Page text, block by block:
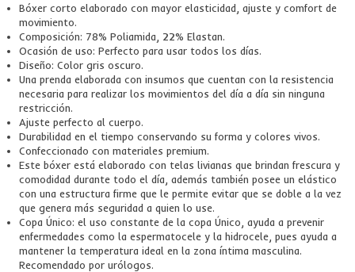
Bóxer corto elaborado con mayor elasticidad, ajuste y comfort de
movimiento.
Composición: 78% Poliamida, 22% Elastan.
Ocasión de uso: Perfecto para usar todos los días.
Diseño: Color gris oscuro.
Una prenda elaborada con insumos que cuentan con la resistencia
necesaria para realizar los movimientos del día a día sin ninguna
restricción.
Ajuste perfecto al cuerpo.
Durabilidad en el tiempo conservando su forma y colores vivos.
Confeccionado con materiales premium.
Este bóxer está elaborado con telas livianas que brindan frescura y
comodidad durante todo el día, además también posee un elástico
con una estructura firme que le permite evitar que se doble a la vez
que genera más seguridad a quien lo use.
Copa Único: el uso constante de la copa Único, ayuda a prevenir
enfermedades como la espermatocele y la hidrocele, pues ayuda a
mantener la temperatura ideal en la zona íntima masculina.
Recomendado por urólogos.